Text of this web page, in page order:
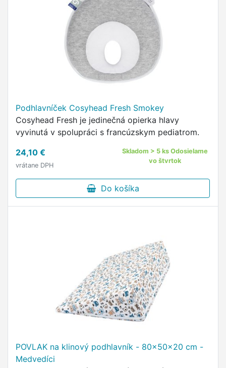
Podhlavníček Cosyhead Fresh Smokey
Cosyhead Fresh je jedinečná opierka hlavy
vyvinutá v spolupráci s francúzskym pediatrom.
24,10 €
vrátane DPH
Skladom > 5 ks Odosielame
vo štvrtok
Do košíka
POVLAK na klinový podhlavník - 80x50x20 cm -
Medvedíci